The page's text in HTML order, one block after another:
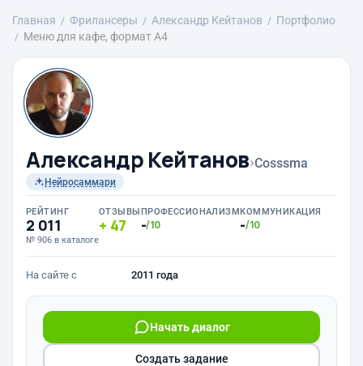
Главная Фрилансеры Александр Кейтанов
Портфолио
Меню для кафе, формат А4
Александр Кейтанов›Cosssma
Нейросаммари
РЕЙТИНГ
2 011
№ 906 в каталоге
ОТЗЫВЫ
47
ПРОФЕССИОНАЛИЗМ
-/10
КОММУНИКАЦИЯ
-/10
На сайте с 2011 года
Начать диалог
Создать задание